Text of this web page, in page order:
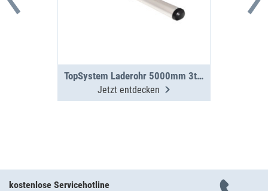
TopSystem Laderohr 5000mm 3teilig
Jetzt entdecken
kostenlose Servicehotline